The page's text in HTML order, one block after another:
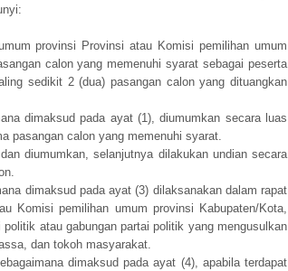
provinsi Provinsi atau Komisi pemilihan umum
calon yang memenuhi syarat sebagai peserta
sedikit 2 (dua) pasangan calon yang dituangkan
dimaksud pada ayat (1), diumumkan secara luas
pasangan calon yang memenuhi syarat.
diumumkan, selanjutnya dilakukan undian secara
dimaksud pada ayat (3) dilaksanakan dalam rapat
Komisi pemilihan umum provinsi Kabupaten/Kota,
atau gabungan partai politik yang mengusulkan
dan tokoh masyarakat.
dimaksud pada ayat (4), apabila terdapat